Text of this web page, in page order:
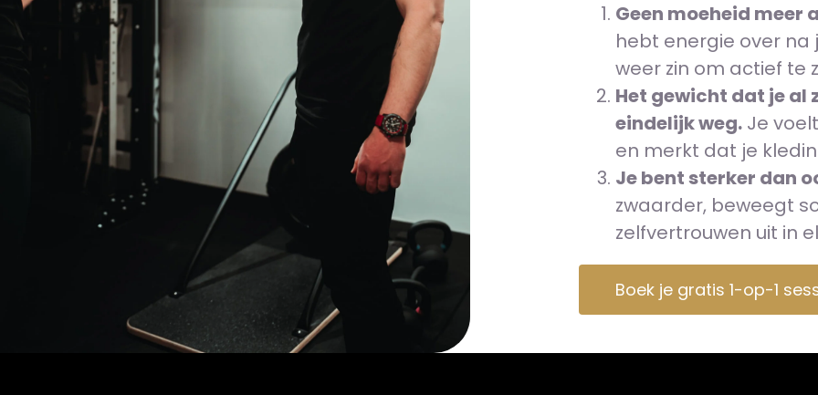
Geen moeheid meer
hebt energie over na
weer zin om actief te
Het gewicht dat je al
eindelijk weg.Je
en merkt dat je
Je bent sterker dan
zwaarder, beweegt
zelfvertrouwen uit in
Boek je gratis 1-op-1